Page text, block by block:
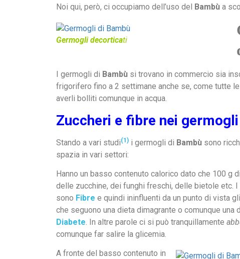
Noi qui, però, ci occupiamo dell’uso del Bambù a
Germogli decorticati
I germogli di Bambù si trovano in commercio sia
frigorifero fino a 2 settimane anche se, come tutte
averli bolliti comunque in acqua.
Zuccheri e fibre nei
Stando a vari studi(1) i germogli di Bambù sono
spazia in vari settori:
Hanno un basso contenuto calorico dato che 100 g di
delle zucchine, dei funghi freschi, delle bietole etc.
sono Fibre e quindi ininfluenti da un punto di vista
che seguono una dieta dimagrante o comunque una
Diabete. In altre parole ci si può tranquillamente
comunque far salire la glicemia.
A fronte del basso contenuto in